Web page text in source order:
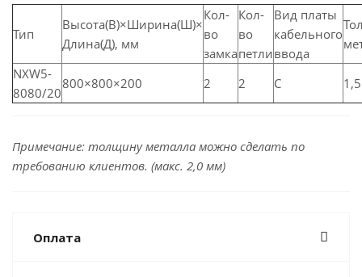
Тип
Высота(В)×Ширина(Ш)×
Длина(Д), мм
Кол-
во
замка
Кол-
во
петли
Вид платы
кабельного
ввода
NXW5-
8080/20
800×800×200 2 2 C 1,5
Примечание: толщину металла можно сделать по
требованию клиентов. (макс. 2,0 мм)
Оплата